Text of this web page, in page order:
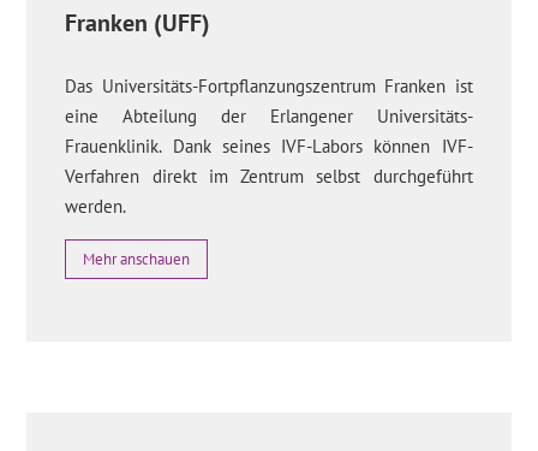
Franken (UFF)
Das Universitäts-Fortpflanzungszentrum Franken ist
eine Abteilung der Erlangener Universitäts-
Frauenklinik. Dank seines IVF-Labors können IVF-
Verfahren direkt im Zentrum selbst durchgeführt
werden.
Mehr anschauen